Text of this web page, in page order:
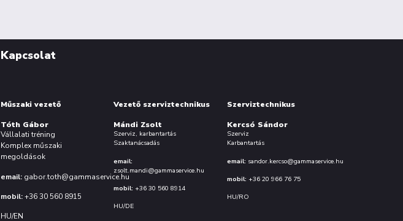
Kapcsolat
Műszaki vezető
Tóth Gábor
Vállalati tréning
Komplex műszaki
megoldások
email: gabor.toth@gammaservice.hu
mobil:+36 30 560 8915
HU/EN
Vezető szerviztechnikus
Mándi Zsolt
Szerviz, karbantartás
Szaktanácsadás
email:
zsolt.mandi@gammaservice.hu
mobil: +36 30 560 8914
HU/DE
Szerviztechnikus
Kercsó Sándor
Szerviz
Karbantartás
email: sandor.kercso@gammaservice.hu
mobil: +36 20 966 76 75
HU/RO